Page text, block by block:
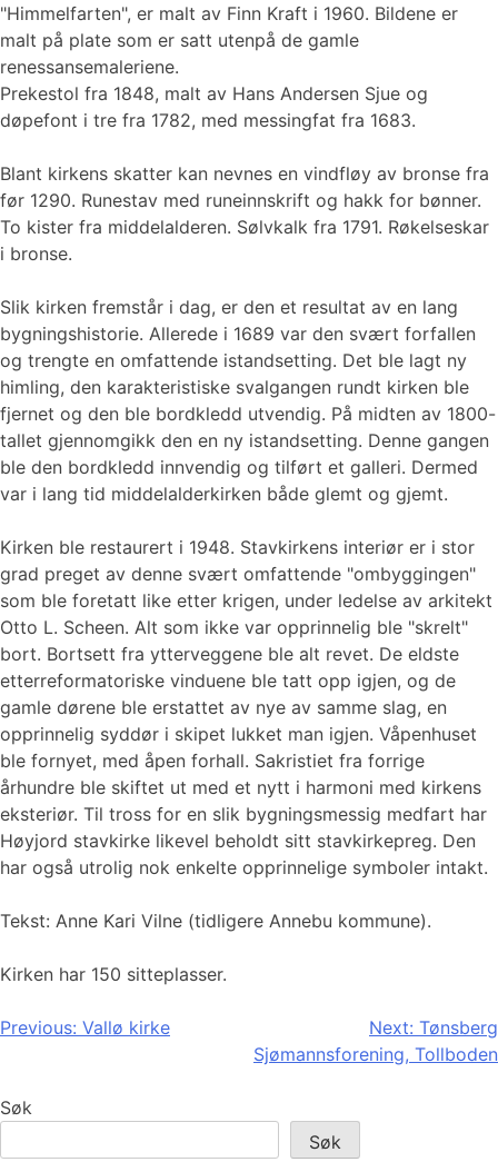
"Himmelfarten", er malt av Finn Kraft i 1960. Bildene er
malt på plate som er satt utenpå de gamle
renessansemaleriene.
Prekestol fra 1848, malt av Hans Andersen Sjue og
døpefont i tre fra 1782, med messingfat fra 1683.
Blant kirkens skatter kan nevnes en vindfløy av bronse fra
før 1290. Runestav med runeinnskrift og hakk for bønner.
To kister fra middelalderen. Sølvkalk fra 1791. Røkelseskar
i bronse.
Slik kirken fremstår i dag, er den et resultat av en lang
bygningshistorie. Allerede i 1689 var den svært forfallen
og trengte en omfattende istandsetting. Det ble lagt ny
himling, den karakteristiske svalgangen rundt kirken ble
fjernet og den ble bordkledd utvendig. På midten av 1800-
tallet gjennomgikk den en ny istandsetting. Denne gangen
ble den bordkledd innvendig og tilført et galleri. Dermed
var i lang tid middelalderkirken både glemt og gjemt.
Kirken ble restaurert i 1948. Stavkirkens interiør er i stor
grad preget av denne svært omfattende "ombyggingen"
som ble foretatt like etter krigen, under ledelse av arkitekt
Otto L. Scheen. Alt som ikke var opprinnelig ble "skrelt"
bort. Bortsett fra ytterveggene ble alt revet. De eldste
etterreformatoriske vinduene ble tatt opp igjen, og de
gamle dørene ble erstattet av nye av samme slag, en
opprinnelig syddør i skipet lukket man igjen. Våpenhuset
ble fornyet, med åpen forhall. Sakristiet fra forrige
århundre ble skiftet ut med et nytt i harmoni med kirkens
eksteriør. Til tross for en slik bygningsmessig medfart har
Høyjord stavkirke likevel beholdt sitt stavkirkepreg. Den
har også utrolig nok enkelte opprinnelige symboler intakt.
Tekst: Anne Kari Vilne (tidligere Annebu kommune).
Kirken har 150 sitteplasser.
Innleggsnavigasjon
Previous: Vallø kirke Next: Tønsberg
Sjømannsforening, Tollboden
Søk
Søk